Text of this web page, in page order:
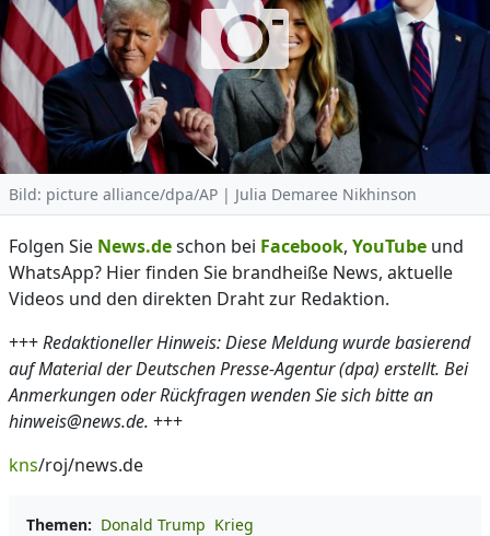
Bild: picture alliance/dpa/AP | Julia Demaree Nikhinson
Folgen Sie News.deschon bei Facebook, YouTube und
WhatsApp? Hier finden Sie brandheiße News, aktuelle
Videos und den direkten Draht zur Redaktion.
+++Redaktioneller Hinweis: Diese Meldung wurde basierend
auf Material der Deutschen Presse-Agentur (dpa) erstellt. Bei
Anmerkungen oder Rückfragen wenden Sie sich bitte an
hinweis@news.de. +++
kns/roj/news.de
Themen: Donald Trump Krieg